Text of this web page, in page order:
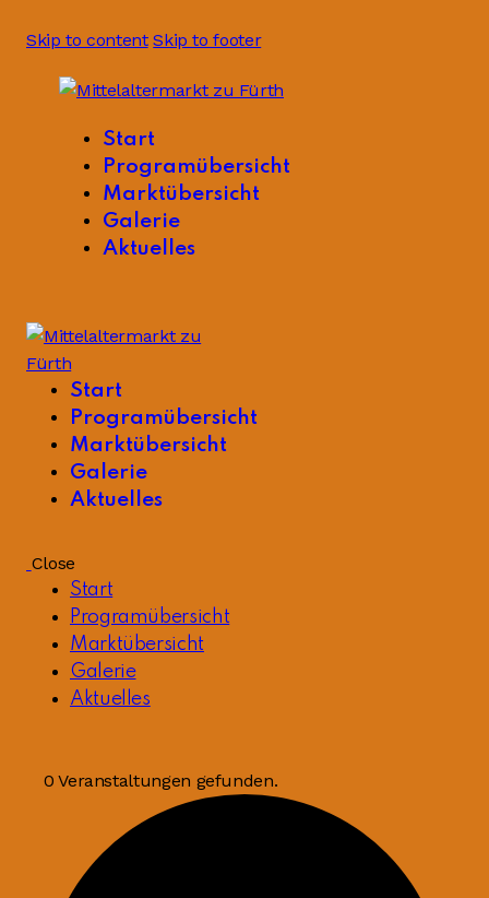
Skip to content Skip to footer
Start
Programübersicht
Marktübersicht
Galerie
Aktuelles
Start
Programübersicht
Marktübersicht
Galerie
Aktuelles
Close
Start
Programübersicht
Marktübersicht
Galerie
Aktuelles
0 Veranstaltungen gefunden.